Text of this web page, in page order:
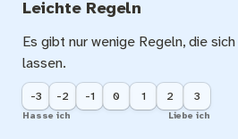
Leichte Regeln
Es gibt nur wenige Regeln, die
lassen.
-3 -2 -1 0 1 2 3
Hasse ich Liebe ich